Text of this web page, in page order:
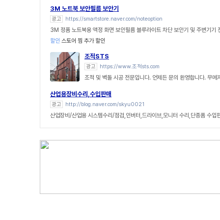
3M 노트북 보안필름 보안기
광고 https://smartstore.naver.com/noteoption
3M 정품 노트북용 액정 화면 보안필름 블루라이트 차단 보안기 및 주변기기
할인 스토어 찜 추가 할인
조적STS
광고 https://www.조적sts.com
조적 및 벽돌 시공 전문입니다. 언제든 문의 환영합니다. 무메
산업용장비수리,수입판매
광고 http://blog.naver.com/skyu0021
산업장비/산업용 시스템수리/점검,인버터,드라이브,모니터 수리,단종품 수입